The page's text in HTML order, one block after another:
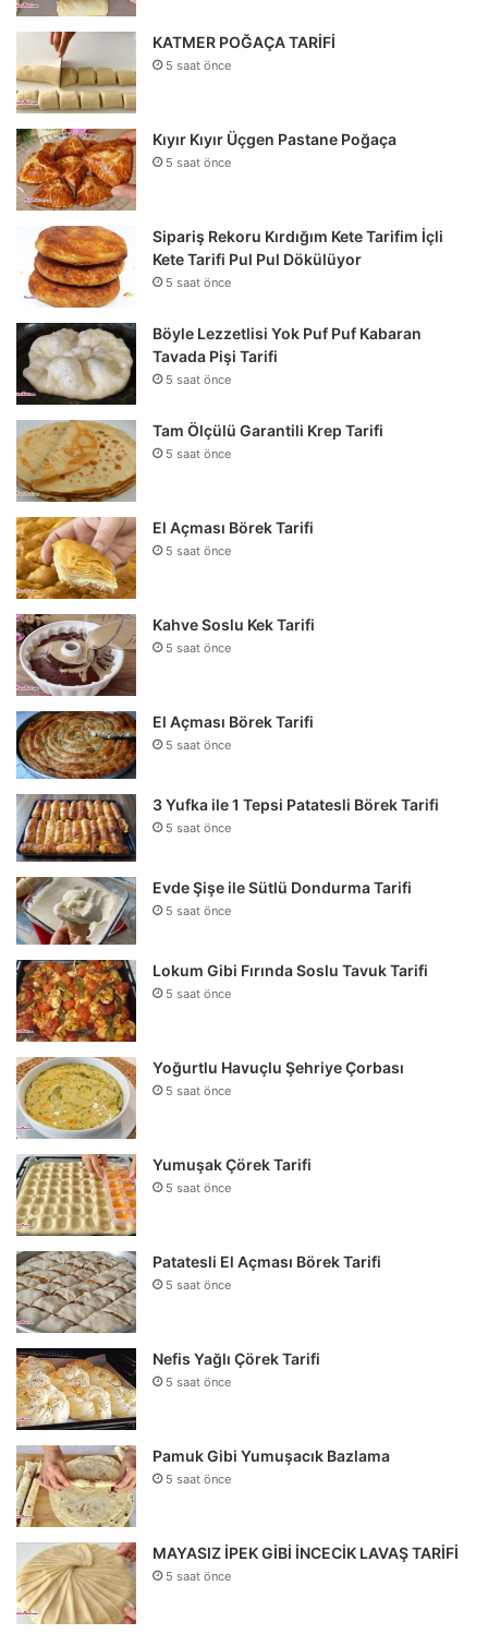
KATMER POĞAÇA TARİFİ
5 saat önce
Kıyır Kıyır Üçgen Pastane Poğaça
5 saat önce
Sipariş Rekoru Kırdığım Kete Tarifim İçli
Kete Tarifi Pul Pul Dökülüyor
5 saat önce
Böyle Lezzetlisi Yok Puf Puf Kabaran
Tavada Pişi Tarifi
5 saat önce
Tam Ölçülü Garantili Krep Tarifi
5 saat önce
El Açması Börek Tarifi
5 saat önce
Kahve Soslu Kek Tarifi
5 saat önce
El Açması Börek Tarifi
5 saat önce
3 Yufka ile 1 Tepsi Patatesli Börek Tarifi
5 saat önce
Evde Şişe ile Sütlü Dondurma Tarifi
5 saat önce
Lokum Gibi Fırında Soslu Tavuk Tarifi
5 saat önce
Yoğurtlu Havuçlu Şehriye Çorbası
5 saat önce
Yumuşak Çörek Tarifi
5 saat önce
Patatesli El Açması Börek Tarifi
5 saat önce
Nefis Yağlı Çörek Tarifi
5 saat önce
Pamuk Gibi Yumuşacık Bazlama
5 saat önce
MAYASIZ İPEK GİBİ İNCECİK LAVAŞ TARİFİ
5 saat önce